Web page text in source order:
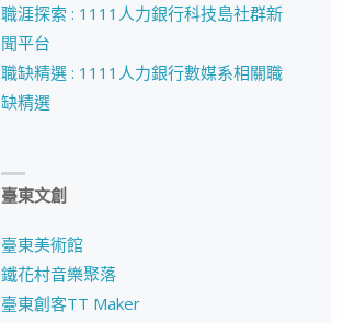
職涯探索 : 1111人力銀行科技島社群新
聞平台
職缺精選 : 1111人力銀行數媒系相關職
缺精選
臺東文創
臺東美術館
鐵花村音樂聚落
臺東創客TT Maker